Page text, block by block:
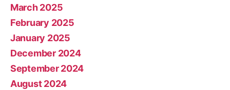
March 2025
February 2025
January 2025
December 2024
September 2024
August 2024